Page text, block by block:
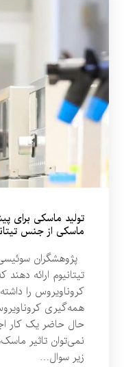
ماسکی از جنس
پژوهشگران
تیتانیوم ارائه
کروناویروس را
همه‌گیری
حال حاضر یک کار
زیر سوال…